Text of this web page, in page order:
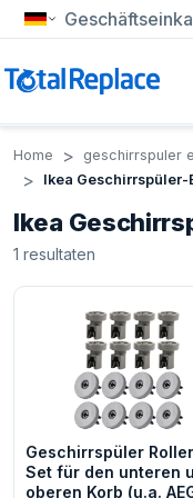
Home
geschirrspuler
Ikea
Ikea
1 resultaten
Geschirrspüler
Set für den unteren
oberen Korb (u.a.